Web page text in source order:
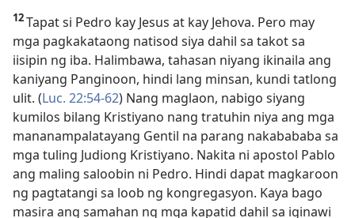
12Tapat si Pedro kay Jesus at kay Jehova. Pero may
mga pagkakataong natisod siya dahil sa takot sa
iisipin ng iba. Halimbawa, tahasan niyang ikinaila ang
kaniyang Panginoon, hindi lang minsan, kundi tatlong
ulit. (Luc. 22:54-62) Nang maglaon, nabigo siyang
kumilos bilang Kristiyano nang tratuhin niya ang mga
mananampalatayang Gentil na parang nakabababa sa
mga tuling Judiong Kristiyano. Nakita ni apostol Pablo
ang maling saloobin ni Pedro. Hindi dapat magkaroon
ng pagtatangi sa loob ng kongregasyon. Kaya bago
masira ang samahan ng mga kapatid dahil sa iginawi